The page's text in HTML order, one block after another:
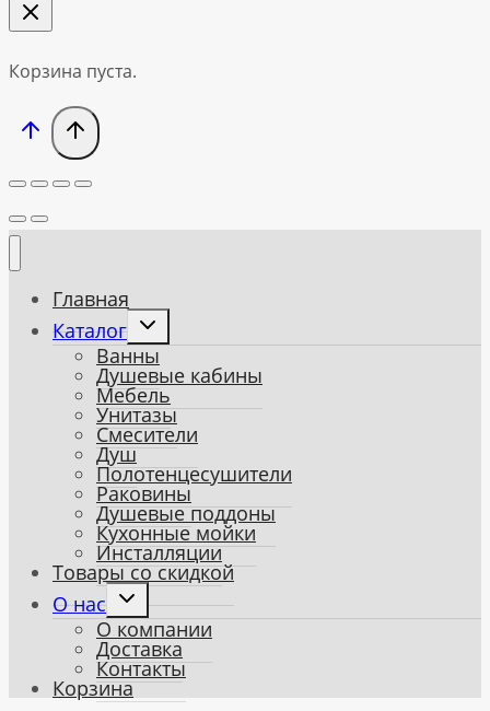
Корзина пуста.
Главная
Каталог
Toggle
menu
Ванны
Душевые кабины
Мебель
Унитазы
Смесители
Душ
Полотенцесушители
Раковины
Душевые поддоны
Кухонные мойки
Инсталляции
Товары со скидкой
О нас
Toggle
menu
О компании
Доставка
Контакты
Корзина